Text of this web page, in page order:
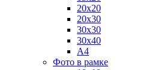
20х20
20х30
30х30
30х40
А4
Фото в рамке